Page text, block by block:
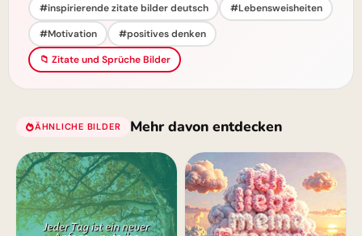
#inspirierende zitate bilder deutsch
#Lebensweisheiten
#Motivation
#positives denken
📁 Zitate und Sprüche Bilder
ÄHNLICHE BILDER Mehr davon entdecken